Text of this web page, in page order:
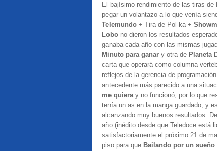
El bajísimo rendimiento de las tiras
pegar un volantazo a lo que venía
Telemundo + Tira de Pol-ka +
Lobo no dieron los resultados
ganaba cada año con las mismas
Minuto para ganar y otra de Planeta
carta que operará como columna
reflejos de la gerencia de
antecedente más parecido a una
me quiera y no funcionó, por lo que
tenía un as en la manga guardado, y
alcanzando muy buenos resultados.
año (inédito desde que Teledoce está
satisfactoriamente el próximo 21 de
piso para que Bailando por un sueño